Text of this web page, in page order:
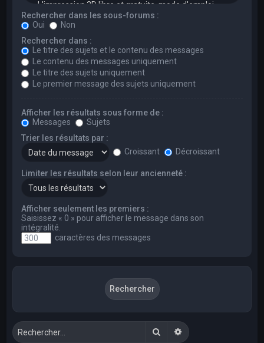
Rechercher dans les sous-forums :
Oui
Non
Rechercher dans :
Le titre des sujets et le contenu des messages
Le contenu des messages uniquement
Le titre des sujets uniquement
Le premier message des sujets uniquement
Afficher les résultats sous forme de :
Messages
Sujets
Trier les résultats par :
Croissant
Décroissant
Limiter les résultats selon leur ancienneté :
Afficher seulement les premiers :
Saisissez « 0 » pour afficher le message dans son
intégralité.
caractères des messages
RechercherRecherche avancée